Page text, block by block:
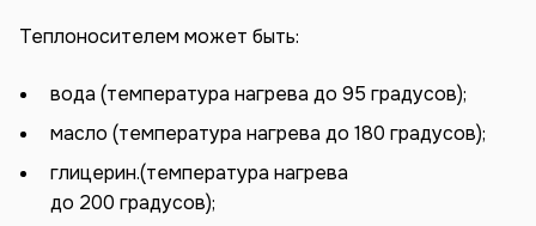
Теплоносителем может быть:
вода (температура нагрева до 95 градусов);
масло (температура нагрева до 180 градусов);
глицерин.(температура нагрева
до 200 градусов);